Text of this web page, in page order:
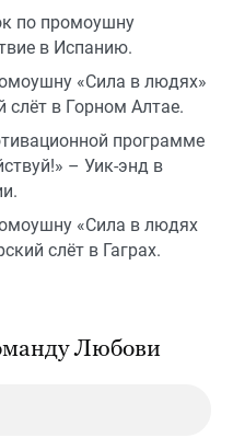
по промоушну
в Испанию.
«Сила в людях»
слёт в Горном Алтае.
программе
– Уик-энд в
«Сила в людях
слёт в Гаграх.
Любови